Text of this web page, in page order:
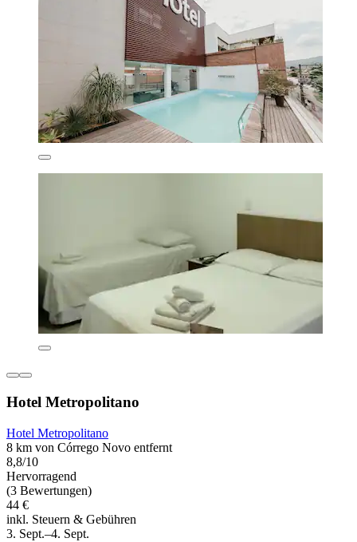
Hotel Metropolitano
Hotel Metropolitano
8 km von Córrego Novo entfernt
8,8/10
Hervorragend
(3 Bewertungen)
44 €
inkl. Steuern & Gebühren
3. Sept.–4. Sept.